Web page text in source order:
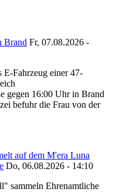
Brand Fr, 07.08.2026 -
E-Fahrzeug einer 47-
gegen 16:00 Uhr in Brand
befuhr die Frau von der
auf dem M'era Luna
Do, 06.08.2026 - 14:10
sammeln Ehrenamtliche